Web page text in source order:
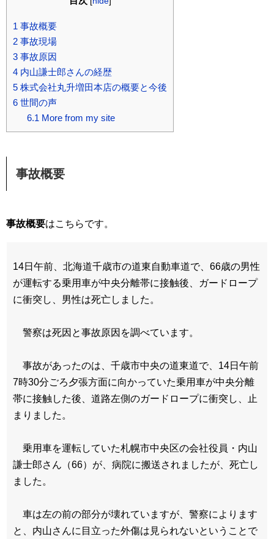
1 事故概要
2 事故現場
3 事故原因
4 内山謙士郎さんの経歴
5 株式会社丸升増田本店の概要と今後
6 世間の声
6.1 More from my site
事故概要
事故概要はこちらです。
14日午前、北海道千歳市の道東自動車道で、66歳の男性
が運転する乗用車が中央分離帯に接触後、ガードロープ
に衝突し、男性は死亡しました。
警察は死因と事故原因を調べています。
事故があったのは、千歳市中央の道東道で、14日午前
7時30分ごろ夕張方面に向かっていた乗用車が中央分離
帯に接触した後、道路左側のガードロープに衝突し、止
まりました。
乗用車を運転していた札幌市中央区の会社役員・内山
謙士郎さん（66）が、病院に搬送されましたが、死亡し
ました。
車は左の前の部分が壊れていますが、警察によります
と、内山さんに目立った外傷は見られないということで